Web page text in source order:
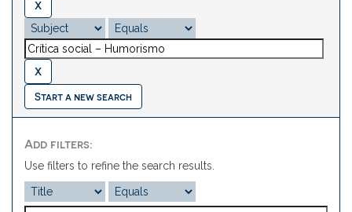
Start a new search
Add filters:
Use filters to refine the search results.